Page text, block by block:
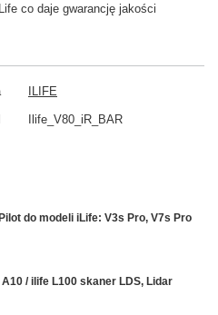
co daje gwarancję jakości
ILIFE
Ilife_V80_iR_BAR
do modeli iLife: V3s Pro, V7s Pro
/ ilife L100 skaner LDS, Lidar